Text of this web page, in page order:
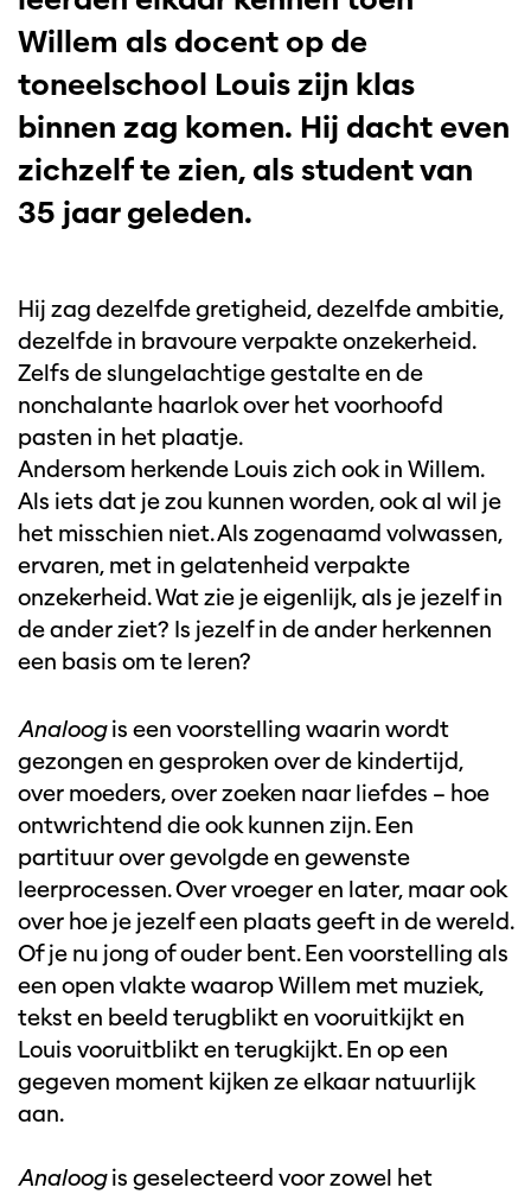
Willem als docent op de
toneelschool Louis zijn klas
binnen zag komen. Hij dacht even
zichzelf te zien, als student van
35 jaar geleden.
Hij zag dezelfde gretigheid, dezelfde ambitie,
dezelfde in bravoure verpakte onzekerheid.
Zelfs de slungelachtige gestalte en de
nonchalante haarlok over het voorhoofd
pasten in het plaatje.
Andersom herkende Louis zich ook in Willem.
Als iets dat je zou kunnen worden, ook al wil je
het misschien niet. Als zogenaamd volwassen,
ervaren, met in gelatenheid verpakte
onzekerheid. Wat zie je eigenlijk, als je jezelf in
de ander ziet? Is jezelf in de ander herkennen
een basis om te leren?
Analoogis een voorstelling waarin wordt
gezongen en gesproken over de kindertijd,
over moeders, over zoeken naar liefdes – hoe
ontwrichtend die ook kunnen zijn. Een
partituur over gevolgde en gewenste
leerprocessen. Over vroeger en later, maar ook
over hoe je jezelf een plaats geeft in de wereld.
Of je nu jong of ouder bent. Een voorstelling als
een open vlakte waarop Willem met muziek,
tekst en beeld terugblikt en vooruitkijkt en
Louis vooruitblikt en terugkijkt. En op een
gegeven moment kijken ze elkaar natuurlijk
aan.
Analoogis geselecteerd voor zowel het